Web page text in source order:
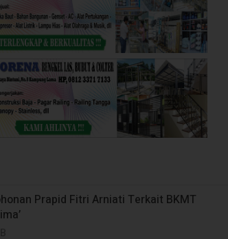
Prapid Fitri Arniati Terkait BKMT